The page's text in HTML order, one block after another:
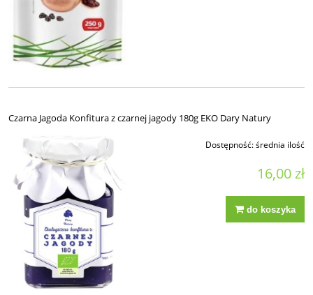
Czarna Jagoda Konfitura z czarnej jagody 180g EKO Dary Natury
Dostępność:średnia ilość
16,00 zł
do koszyka